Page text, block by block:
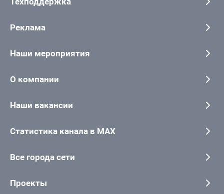
Реклама
Наши мероприятия
О компании
Наши вакансии
Статистика канала в MAX
Все города сети
Проекты